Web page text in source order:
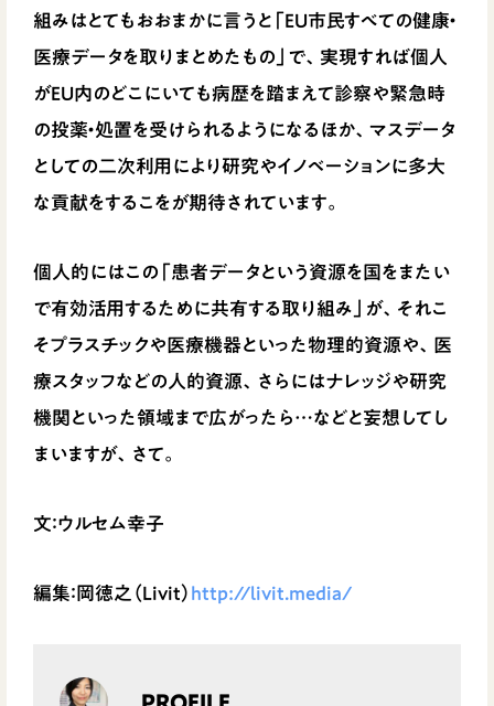
組みはとてもおおまかに言うと「EU市民すべての健康・
医療データを取りまとめたもの」で、実現すれば個人
がEU内のどこにいても病歴を踏まえて診察や緊急時
の投薬・処置を受けられるようになるほか、マスデータ
としての二次利用により研究やイノベーションに多大
な貢献をするこをが期待されています。
個人的にはこの「患者データという資源を国をまたい
で有効活用するために共有する取り組み」が、それこ
そプラスチックや医療機器といった物理的資源や、医
療スタッフなどの人的資源、さらにはナレッジや研究
機関といった領域まで広がったら…などと妄想してし
まいますが、さて。
文：ウルセム幸子
編集：岡徳之（Livit） http://livit.media/